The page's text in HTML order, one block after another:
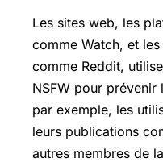
Les sites web, les
comme Watch, et
comme Reddit,
NSFW pour prévenir
par exemple, les
leurs publications
autres membres de